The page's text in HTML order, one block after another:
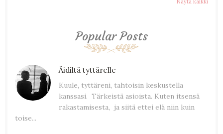
Näytä kaikki
Popular Posts
Äidiltä tyttärelle
Kuule, tyttäreni, tahtoisin keskustella
kanssasi. Tärkeistä asioista. Kuten itsensä
rakastamisesta, ja siitä ettei elä niin kuin
toise...